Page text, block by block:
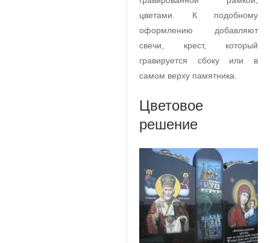
цветами. К подобному
оформлению добавляют
свечи, крест, который
гравируется сбоку или в
самом верху памятника.
Цветовое
решение